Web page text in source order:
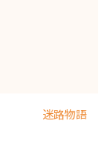
迷路物語